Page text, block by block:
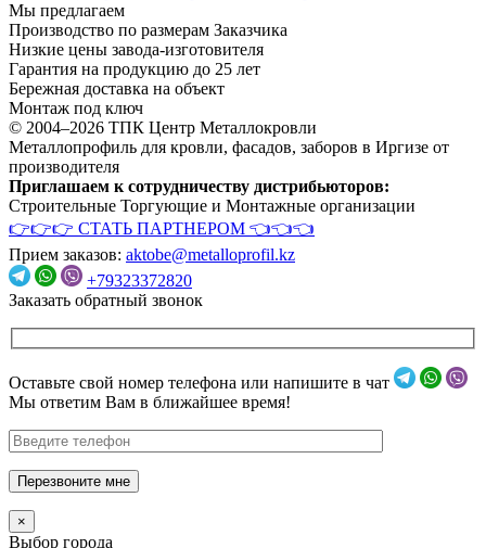
Мы предлагаем
Производство по размерам Заказчика
Низкие цены завода-изготовителя
Гарантия на продукцию до 25 лет
Бережная доставка на объект
Монтаж под ключ
© 2004–2026 ТПК Центр Металлокровли
Металлопрофиль для кровли, фасадов, заборов в Иргизе от
производителя
Приглашаем к сотрудничеству дистрибьюторов:
Строительные Торгующие и Монтажные организации
👉👉👉 СТАТЬ ПАРТНЕРОМ 👈👈👈
Прием заказов: aktobe@metalloprofil.kz
+79323372820
Заказать обратный звонок
Оставьте свой номер телефона или напишите в чат
Мы ответим Вам в ближайшее время!
Перезвоните мне
×
Выбор города